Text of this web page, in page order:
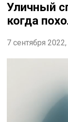
Уличный
когда
7 сентября